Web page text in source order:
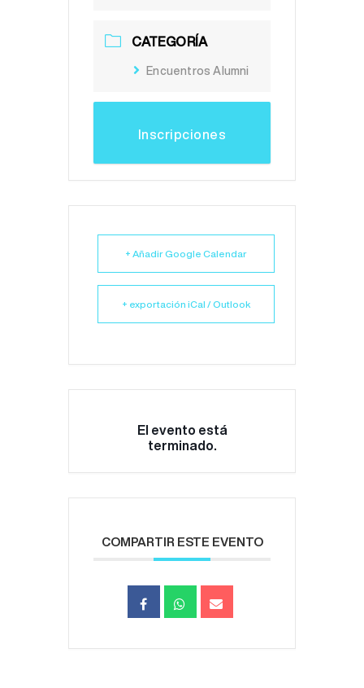
CATEGORÍA
Encuentros Alumni
Inscripciones
+ Añadir Google Calendar
+ exportación iCal / Outlook
El evento está
terminado.
COMPARTIR ESTE EVENTO